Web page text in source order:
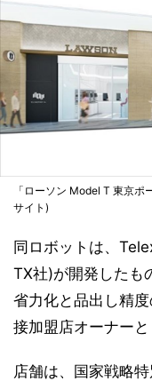
「ローソン Model T 東京
サイト)
同ロボットは、
TX社)が開発したも
省力化と品出し精
接加盟店オーナーと
店舗は、国家戦略